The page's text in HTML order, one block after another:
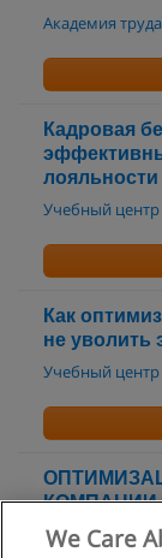
Академия
Кадровая
Учебный
Как
не уволить
Учебный
We Care